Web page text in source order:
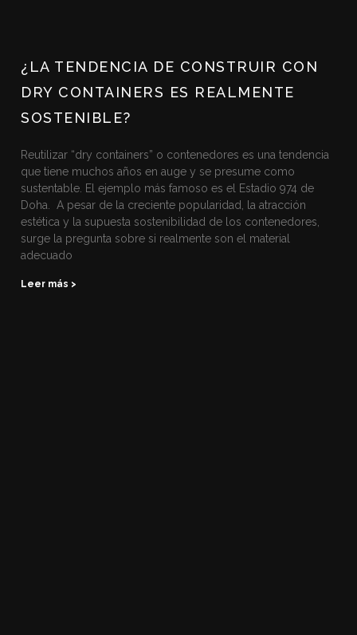
¿LA TENDENCIA DE CONSTRUIR CON
DRY CONTAINERS ES REALMENTE
SOSTENIBLE?
Reutilizar “dry containers” o contenedores es una tendencia
que tiene muchos años en auge y se presume como
sustentable. El ejemplo más famoso es el Estadio 974 de
Doha. A pesar de la creciente popularidad, la atracción
estética y la supuesta sostenibilidad de los contenedores,
surge la pregunta sobre si realmente son el material
adecuado
Leer más >